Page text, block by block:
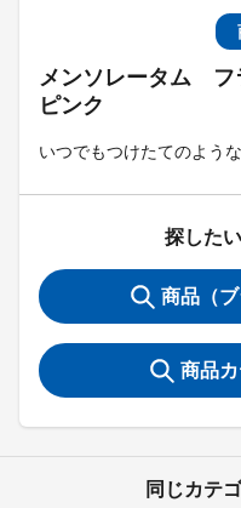
メンソレータム フ
ピンク
いつでもつけたてのよう
探した
商品（
商品
同じカテ